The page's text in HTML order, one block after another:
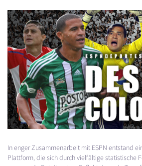
In enger Zusammenarbeit mit ESPN entstand
Plattform, die sich durch vielfältige statistische